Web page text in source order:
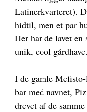
Latinerkvarteret).
hidtil, men et par
Her har de lavet en
unik, cool gårdhave.
I de gamle
bar med navnet,
drevet af de